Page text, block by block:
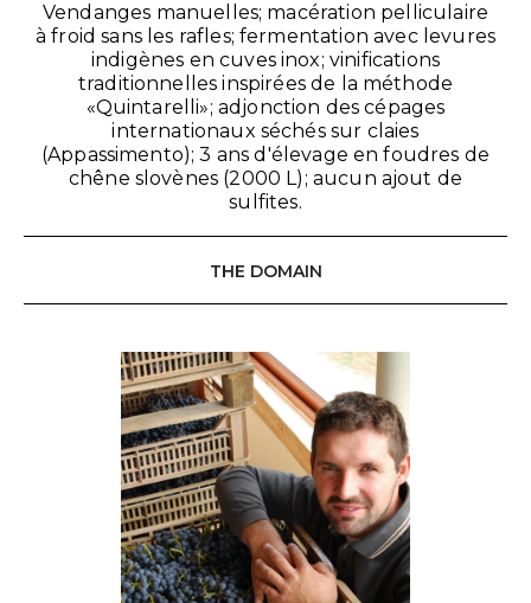
Vendanges manuelles; macération pelliculaire
à froid sans les rafles; fermentation avec levures
indigènes en cuves inox; vinifications
traditionnelles inspirées de la méthode
«Quintarelli»; adjonction des cépages
internationaux séchés sur claies
(Appassimento); 3 ans d'élevage en foudres de
chêne slovènes (2000 L); aucun ajout de
sulfites.
THE DOMAIN